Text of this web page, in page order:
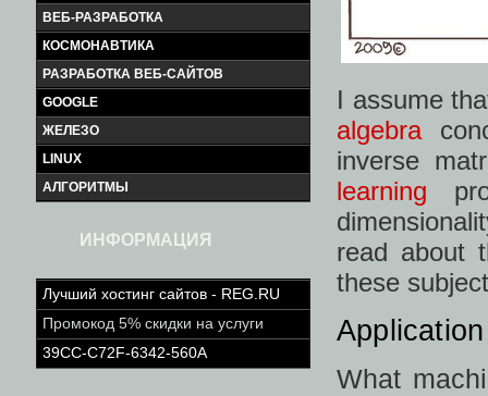
ВЕБ-РАЗРАБОТКА
КОСМОНАВТИКА
РАЗРАБОТКА ВЕБ-САЙТОВ
GOOGLE
ЖЕЛЕЗО
LINUX
АЛГОРИТМЫ
ИНФОРМАЦИЯ
Лучший хостинг сайтов - REG.RU
Промокод 5% скидки на услуги
39CC-C72F-6342-560A
I assume
algebra
inverse
learning
read about
these
Application
What